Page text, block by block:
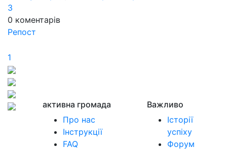
3
0 коментарів
Репост
1
активна громада
Про нас
Інструкції
FAQ
Важливо
Історії
успіху
Форум